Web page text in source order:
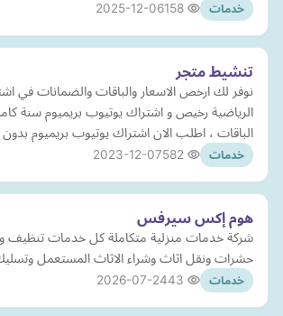
خدمات 2025-12-06
تنشيط متجر
الرياضية رخيص و اشتراك يوتيوب بريميوم سنة
الباقات ، اطلب الان اشتراك يوتيوب بريميوم بدون
خدمات 2023-12-07
هوم إكس سيرفس
شركة خدمات منزلية متكاملة كل خدمات تنظيف
حشرات ونقل اثاث وشراء الاثاث المستعمل
خدمات 2026-07-24